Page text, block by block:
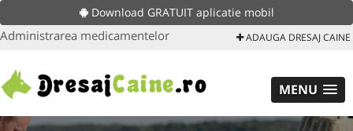
Download GRATUIT aplicatie mobil
Administrarea medicamentelor ADAUGA DRESAJ CAINE
MENU